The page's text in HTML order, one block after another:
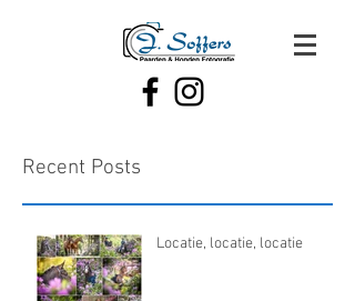
Recent Posts
Locatie, locatie, locatie